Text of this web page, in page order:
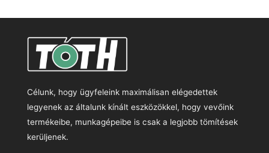
Célunk, hogy ügyfeleink maximálisan elégedettek
legyenek az általunk kínált eszközökkel, hogy vevőink
termékeibe, munkagépeibe is csak a legjobb tömítések
kerüljenek.